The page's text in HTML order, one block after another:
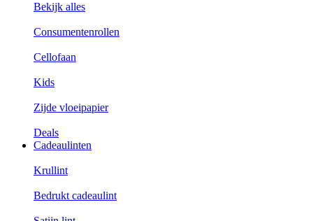
Bekijk alles
Consumentenrollen
Cellofaan
Kids
Zijde vloeipapier
Deals
Cadeaulinten
Krullint
Bedrukt cadeaulint